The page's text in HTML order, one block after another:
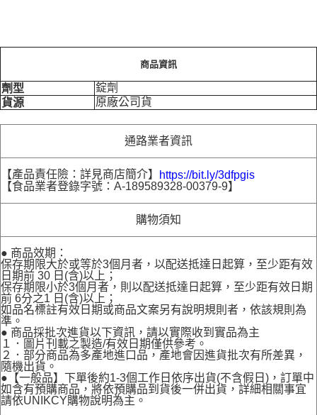
商品資訊
劑型
錠劑
貨源
原廠公司貨
通路業者資訊
【產品責任險：詳見商店簡介】
https://bit.ly/3dfpgis
【食品業者登錄字號：A-189589328-00379-9】
購物須知
● 商品效期：
保存期限大於或等於3個月者，以配送抵達日起算，至少距有效
日期前 30 日(含)以上；
保存期限小於3個月者，則以配送抵達日起算，至少距有效日期
前 6分之1 日(含)以上；
如品名標註有效日期或商品文案另有說明規則者，依該規則為
準。
● 商品採批次進貨以下資訊，請以實際收到實品為主
１．圖片刊載之製造/有效日期僅供參考。
２．部分商品為多產地進口品，產地會因進貨批次有所差異，
隨機出貨。
●【一般品】下單後約1-3個工作日依序出貨(不含假日)，訂單中
如含有預購商品，將依預購品到貨後一併出貨，詳細相關事宜
請依UNIKCY購物說明為主。